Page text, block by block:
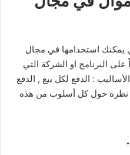
يمكنك استخدامها في مجال
على البرنامج او الشركة التي
: الدفع لكل بيع , الدفع
نظرة حول كل أسلوب من هذه